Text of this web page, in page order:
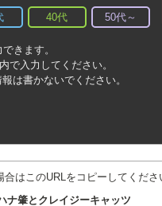
40代 50代～
きます。
で入力してください。
は書かないでください。
はこのURLをコピーしてくださ
ナ肇とクレイジーキャッツ